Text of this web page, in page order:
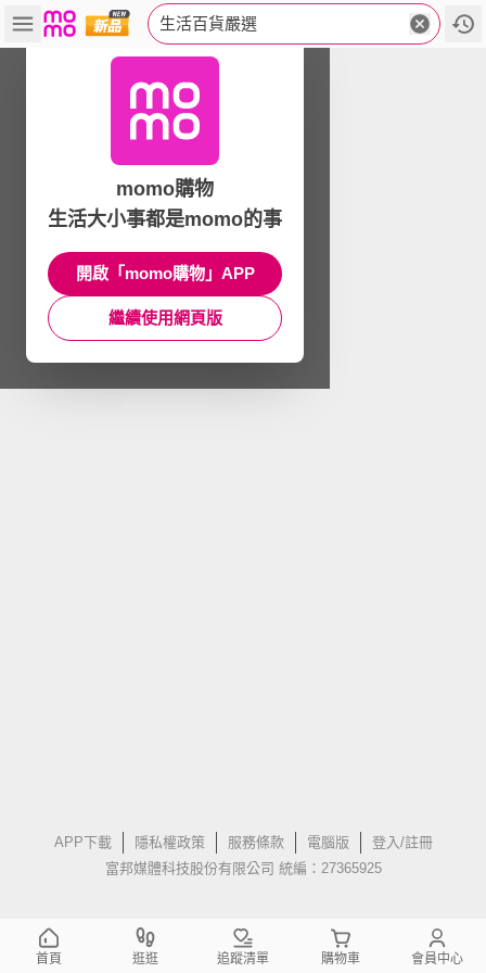
生活百貨嚴選
APP下載 隱私權政策 服務條款 電腦版
登入/註冊
富邦媒體科技股份有限公司 統編：27365925
momo購物
生活大小事都是momo的事
開啟「momo購物」APP
繼續使用網頁版
首頁 逛逛 追蹤清單 購物車 會員中心